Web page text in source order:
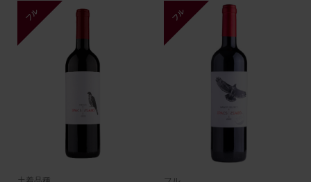
フル フル